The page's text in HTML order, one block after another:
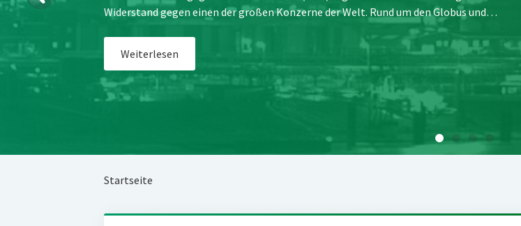
Widerstand gegen einen der großen Konzerne der Welt. Rund um den Globus und…
Weiterlesen
Startseite